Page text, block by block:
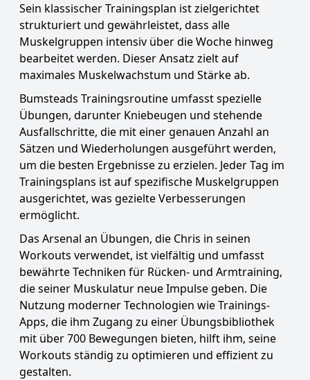
Sein klassischer Trainingsplan ist zielgerichtet
strukturiert und gewährleistet, dass alle
Muskelgruppen intensiv über die Woche hinweg
bearbeitet werden. Dieser Ansatz zielt auf
maximales Muskelwachstum und Stärke ab.
Bumsteads Trainingsroutine umfasst spezielle
Übungen, darunter Kniebeugen und stehende
Ausfallschritte, die mit einer genauen Anzahl an
Sätzen und Wiederholungen ausgeführt werden,
um die besten Ergebnisse zu erzielen. Jeder Tag im
Trainingsplans ist auf spezifische Muskelgruppen
ausgerichtet, was gezielte Verbesserungen
ermöglicht.
Das Arsenal an Übungen, die Chris in seinen
Workouts verwendet, ist vielfältig und umfasst
bewährte Techniken für Rücken- und Armtraining,
die seiner Muskulatur neue Impulse geben. Die
Nutzung moderner Technologien wie Trainings-
Apps, die ihm Zugang zu einer Übungsbibliothek
mit über 700 Bewegungen bieten, hilft ihm, seine
Workouts ständig zu optimieren und effizient zu
gestalten.